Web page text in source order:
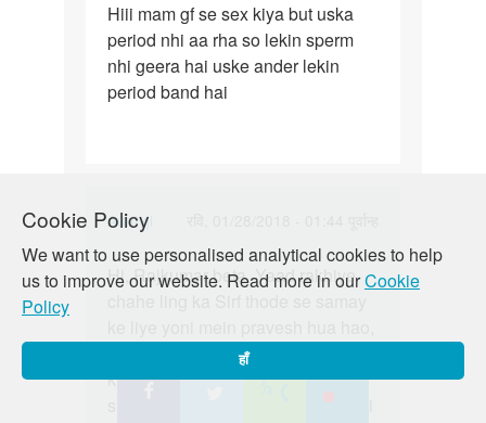
Cookie Policy
We want to use personalised analytical cookies to help
us to improve our website. Read more in ourCookie
Policy
हाँ
Hiii
mam
gf
se
Hiii mam gf se sex kiya but uska
period nhi aa rha so lekin sperm
nhi geera hai uske ander lekin
period band hai
Auntyji
पर्मालिंक
reply
to
se
Hi, Rajkumar beta. Yaad rakhiye
bina condom ke wo unsafe hai
kyunki pregnant hone ke liye ek
shuranu bhi kaafi hota hai. Ab jaldi